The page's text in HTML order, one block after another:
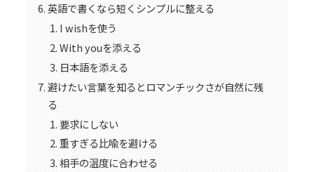
英語で書くなら短くシンプルに整える
I wishを使う
With youを添える
日本語を添える
避けたい言葉を知るとロマンチックさが自然に残
る
要求にしない
重すぎる比喩を避ける
相手の温度に合わせる